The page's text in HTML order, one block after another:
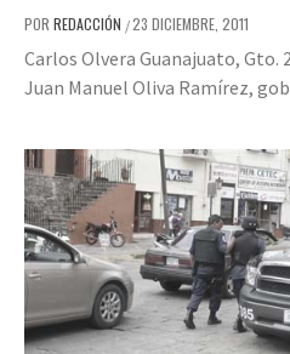
POR REDACCIÓN /23 DICIEMBRE, 2011
Carlos Olvera Guanajuato, Gto.
Juan Manuel Oliva Ramírez,